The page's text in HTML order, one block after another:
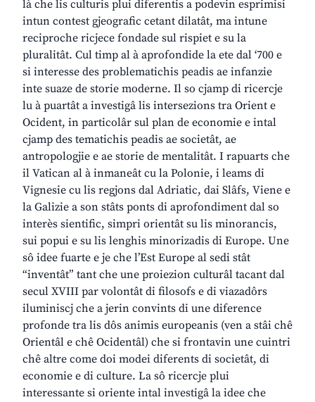
là che lis culturis plui diferentis a podevin esprimisi
intun contest gjeografic cetant dilatât, ma intune
reciproche ricjece fondade sul rispiet e su la
pluralitât. Cul timp al à aprofondide la ete dal ‘700 e
si interesse des problematichis peadis ae infanzie
inte suaze de storie moderne. Il so cjamp di ricercje
lu à puartât a investigâ lis intersezions tra Orient e
Ocident, in particolâr sul plan de economie e intal
cjamp des tematichis peadis ae societât, ae
antropologjie e ae storie de mentalitât. I rapuarts che
il Vatican al à inmaneât cu la Polonie, i leams di
Vignesie cu lis regjons dal Adriatic, dai Slâfs, Viene e
la Galizie a son stâts ponts di aprofondiment dal so
interès sientific, simpri orientât su lis minorancis,
sui popui e su lis lenghis minorizadis di Europe. Une
sô idee fuarte e je che l’Est Europe al sedi stât
“inventât” tant che une proiezion culturâl tacant dal
secul XVIII par volontât di filosofs e di viazadôrs
iluminiscj che a jerin convints di une diference
profonde tra lis dôs animis europeanis (ven a stâi chê
Orientâl e chê Ocidentâl) che si frontavin une cuintri
chê altre come doi modei diferents di societât, di
economie e di culture. La sô ricercje plui
interessante si oriente intal investigâ la idee che